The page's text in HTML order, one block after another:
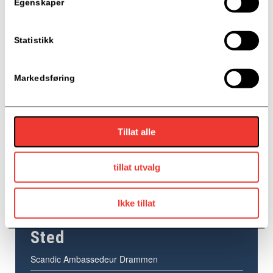
Egenskaper
Statistikk
Markedsføring
Tillat alle
tillat utvalg
Ikke tillat
Gründerboost
Drammen Works
Sted
Scandic Ambassedeur Drammen